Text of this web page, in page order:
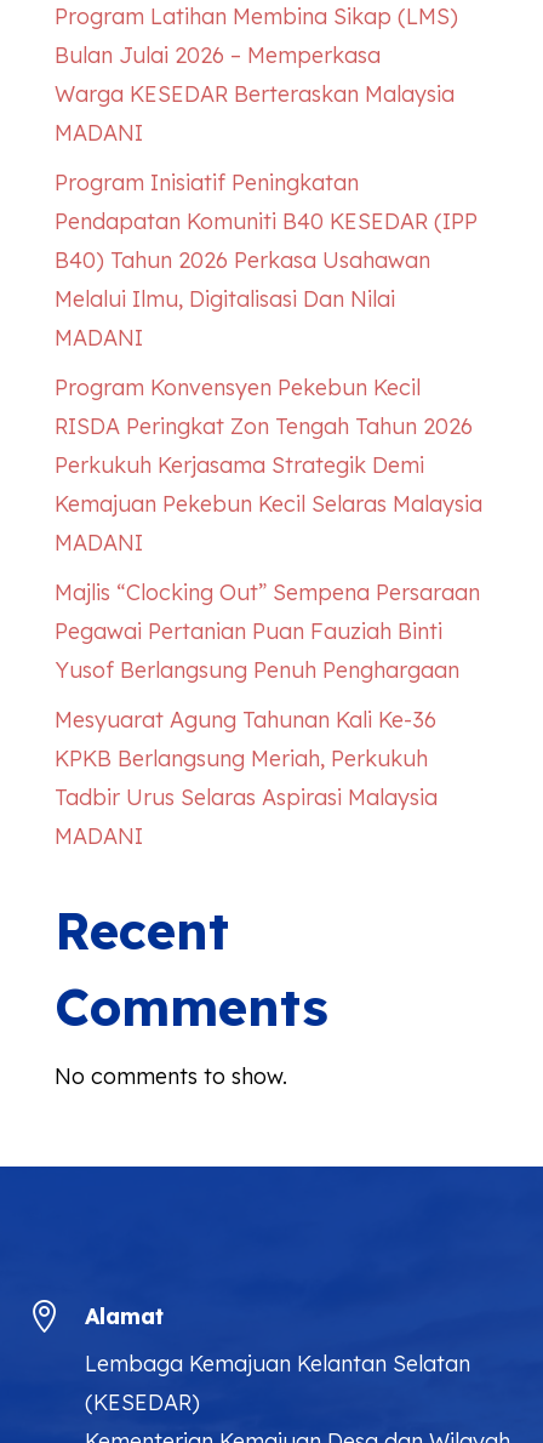
Program Latihan Membina Sikap (LMS)
Bulan Julai 2026 – Memperkasa
Warga KESEDARBerteraskan Malaysia
MADANI
Program Inisiatif Peningkatan
Pendapatan Komuniti B40 KESEDAR(IPP
B40) Tahun 2026 Perkasa Usahawan
Melalui Ilmu, Digitalisasi Dan Nilai
MADANI
Program Konvensyen Pekebun Kecil
RISDA Peringkat Zon Tengah Tahun 2026
Perkukuh Kerjasama Strategik Demi
Kemajuan Pekebun Kecil Selaras Malaysia
MADANI
Majlis “Clocking Out” Sempena Persaraan
Pegawai Pertanian Puan Fauziah Binti
Yusof Berlangsung Penuh Penghargaan
Mesyuarat Agung Tahunan Kali Ke-36
KPKB Berlangsung Meriah, Perkukuh
Tadbir Urus Selaras Aspirasi Malaysia
MADANI
Recent
Comments
No comments to show.

Alamat
Lembaga Kemajuan Kelantan Selatan
(KESEDAR)